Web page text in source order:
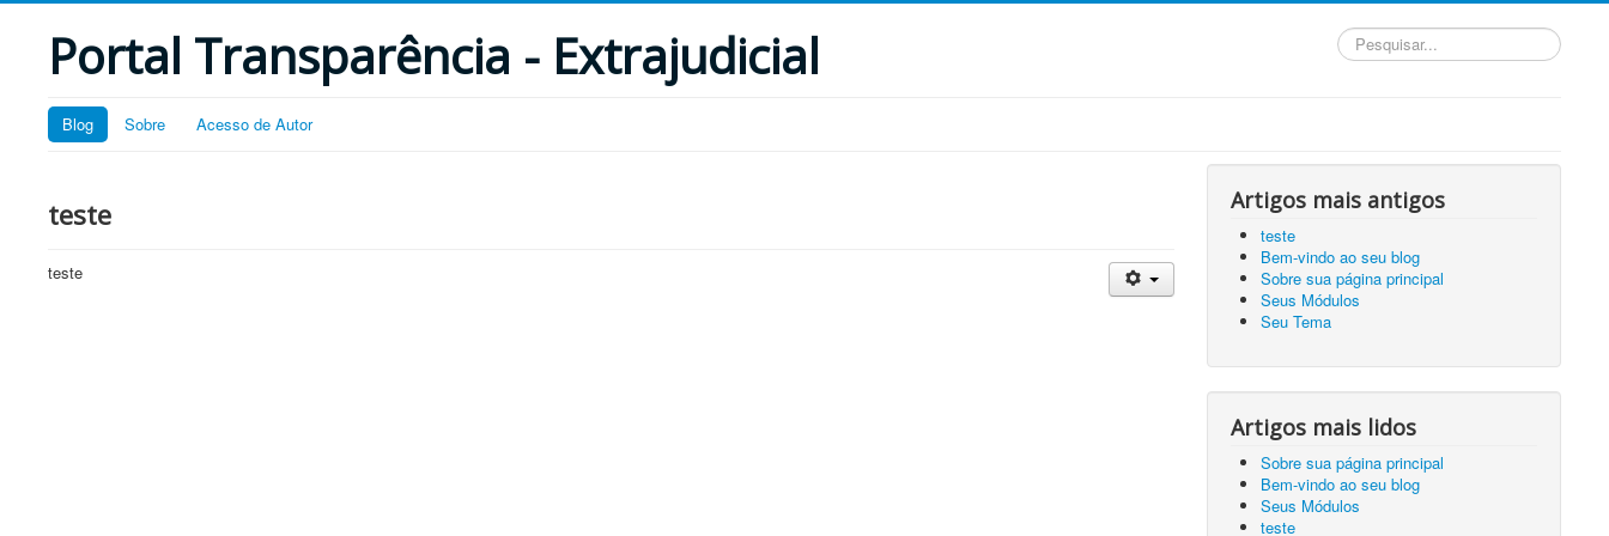
Portal Transparência - Extrajudicial Pesquisar...
Blog Sobre Acesso de Autor
teste
teste
Artigos mais antigos
teste
Bem-vindo ao seu blog
Sobre sua página principal
Seus Módulos
Seu Tema
Artigos mais lidos
Sobre sua página principal
Bem-vindo ao seu blog
Seus Módulos
teste